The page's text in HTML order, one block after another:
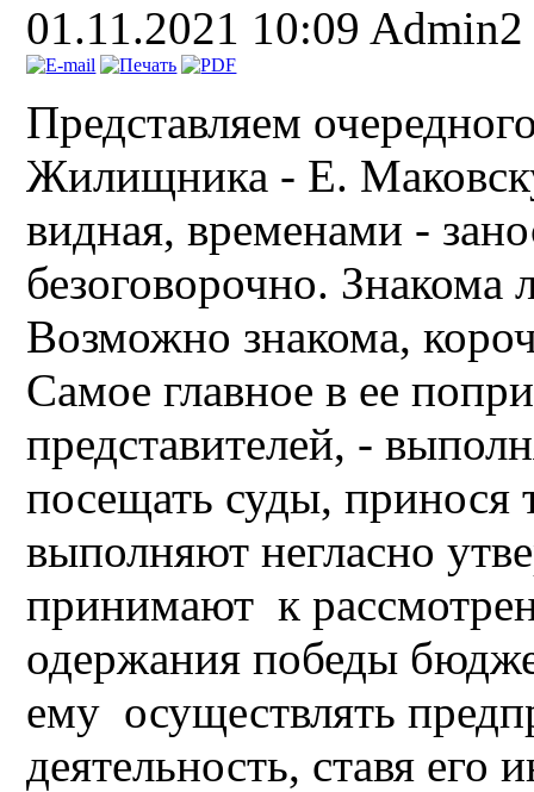
01.11.2021 10:09 Admin2
Представляем
Жилищника - Е.
видная, временами -
безоговорочно.
Возможно знакома,
Самое главное в ее
представителей, -
посещать суды, принося
выполняют негласно
принимают к
одержания победы
ему осуществлять
деятельность, ставя его